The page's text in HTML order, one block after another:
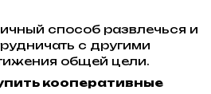
способ развлечься и
с другими
общей цели.
кооперативные